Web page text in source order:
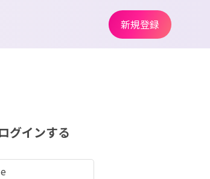
グインする
新規登録